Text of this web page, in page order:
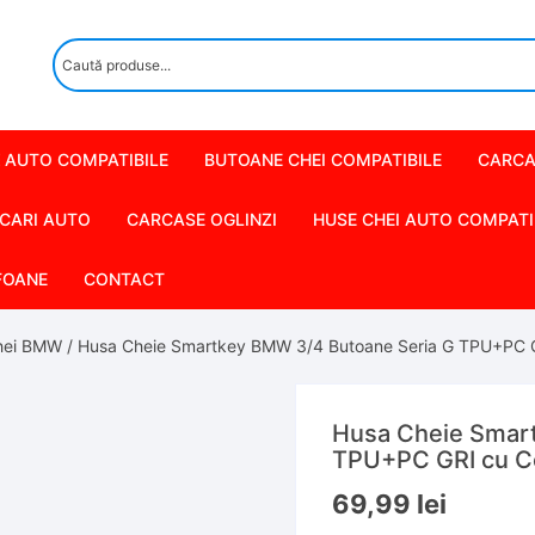
AUTO COMPATIBILE BUTOANE CHEI COMPATIBILE
AUTO CARCASE OGLINZI HUSE CHEI AUTO
CONTACT
BMW / Husa Cheie Smartkey BMW 3/4 Butoane Seria G TPU+PC
Husa Cheie
TPU+PC GRI cu
69,99 lei